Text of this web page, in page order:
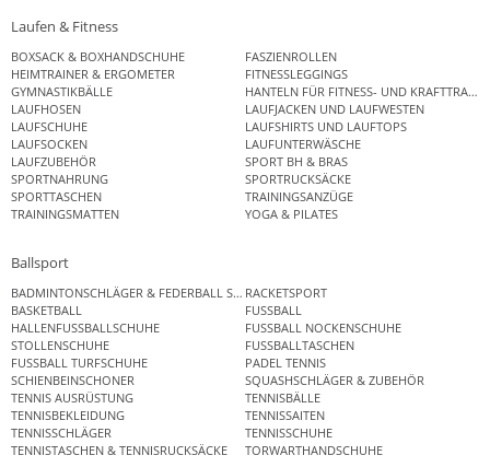
Laufen & Fitness
BOXSACK & BOXHANDSCHUHE
FASZIENROLLEN
HEIMTRAINER & ERGOMETER
FITNESSLEGGINGS
GYMNASTIKBÄLLE
HANTELN FÜR FITNESS- UND
LAUFHOSEN
LAUFJACKEN UND LAUFWESTEN
LAUFSCHUHE
LAUFSHIRTS UND LAUFTOPS
LAUFSOCKEN
LAUFUNTERWÄSCHE
LAUFZUBEHÖR
SPORT BH & BRAS
SPORTNAHRUNG
SPORTRUCKSÄCKE
SPORTTASCHEN
TRAININGSANZÜGE
TRAININGSMATTEN
YOGA & PILATES
Ballsport
BADMINTONSCHLÄGER & FEDERBALL SETSRACKETSPORT
BASKETBALL
FUSSBALL
HALLENFUSSBALLSCHUHE
FUSSBALL NOCKENSCHUHE
STOLLENSCHUHE
FUSSBALLTASCHEN
FUSSBALL TURFSCHUHE
PADEL TENNIS
SCHIENBEINSCHONER
SQUASHSCHLÄGER & ZUBEHÖR
TENNIS AUSRÜSTUNG
TENNISBÄLLE
TENNISBEKLEIDUNG
TENNISSAITEN
TENNISSCHLÄGER
TENNISSCHUHE
TENNISTASCHEN & TENNISRUCKSÄCKE
TORWARTHANDSCHUHE